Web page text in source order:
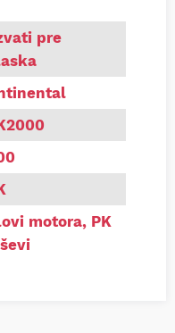
9PK2000
pre
motora, PK